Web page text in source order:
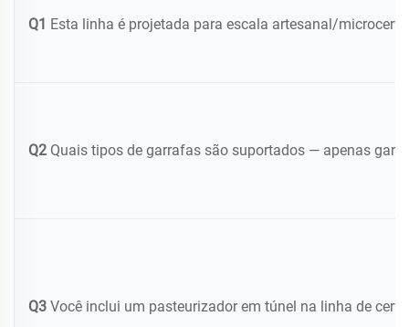
Q1 Esta linha é projetada para escala artesanal/
Q2 Quais tipos de garrafas são suportados — apenas
Q3 Você inclui um pasteurizador em túnel na linha de